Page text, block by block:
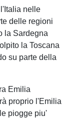
nelle
delle regioni
la Sardegna
la Toscana
su parte della
Emilia
proprio l'Emilia
piogge piu'